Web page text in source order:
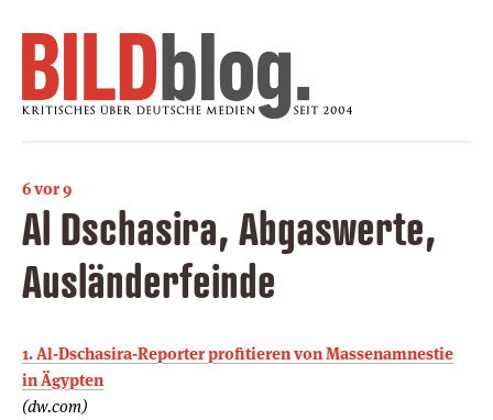
6 vor 9
Al Dschasira, Abgaswerte,
Ausländerfeinde
1. Al-Dschasira-Reporter profitieren von Massenamnestie
in Ägypten
(dw.com)